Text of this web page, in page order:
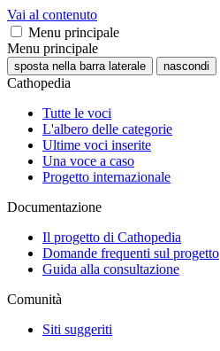
Vai al contenuto
Menu principale
Menu principale
sposta nella barra laterale nascondi
Cathopedia
Tutte le voci
L'albero delle categorie
Ultime voci inserite
Una voce a caso
Progetto internazionale
Documentazione
Il progetto di Cathopedia
Domande frequenti sul progetto
Guida alla consultazione
Comunità
Siti suggeriti